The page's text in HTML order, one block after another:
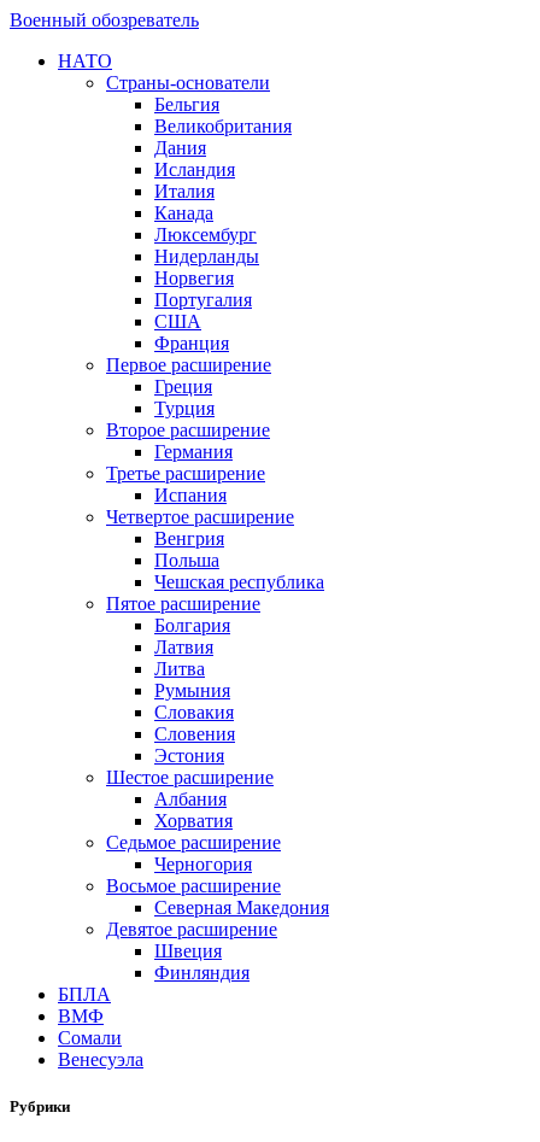
Военный обозреватель
НАТО
Страны-основатели
Бельгия
Великобритания
Дания
Исландия
Италия
Канада
Люксембург
Нидерланды
Норвегия
Португалия
США
Франция
Первое расширение
Греция
Турция
Второе расширение
Германия
Третье расширение
Испания
Четвертое расширение
Венгрия
Польша
Чешская республика
Пятое расширение
Болгария
Латвия
Литва
Румыния
Словакия
Словения
Эстония
Шестое расширение
Албания
Хорватия
Седьмое расширение
Черногория
Восьмое расширение
Северная Македония
Девятое расширение
Швеция
Финляндия
БПЛА
ВМФ
Сомали
Венесуэла
Рубрики